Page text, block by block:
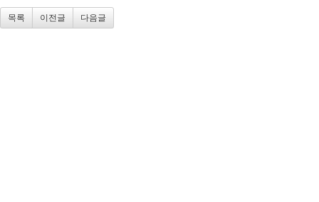
목록 이전글 다음글